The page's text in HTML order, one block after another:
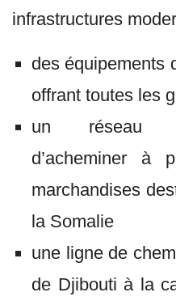
infrastructures
des équipements
offrant toutes les
un réseau
d’acheminer à
marchandises
la Somalie
une ligne de
de Djibouti à la